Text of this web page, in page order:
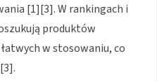
[1][3]. W rankingach i
produktów
w stosowaniu, co